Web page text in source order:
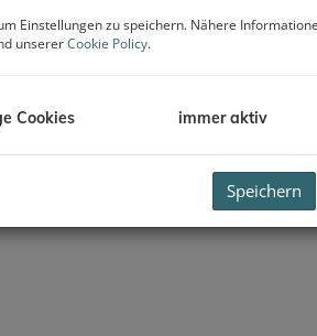
Einstellungen zu speichern. Nähere
unsererCookie Policy.
Cookies immer aktiv
Speichern